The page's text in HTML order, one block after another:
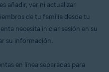
añadir, ver ni actualizar
de tu familia desde tu
necesita iniciar sesión en su
su información.
en línea separadas para